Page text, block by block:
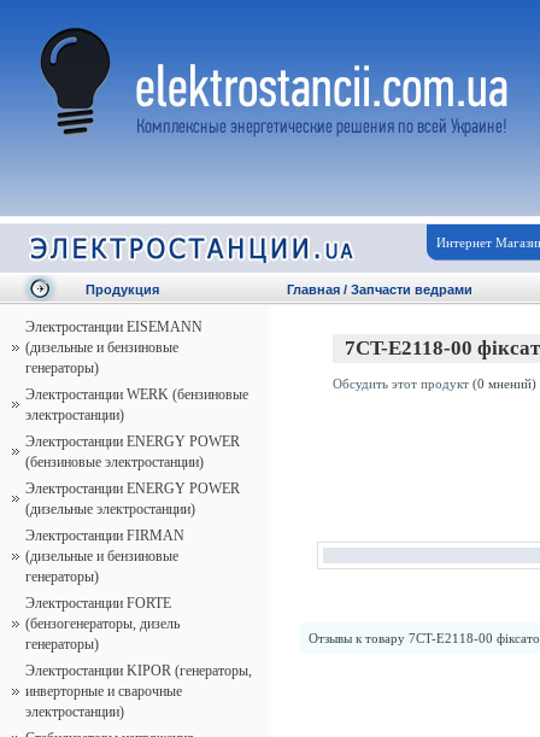
Интернет
Продукция
Электростанции EISEMANN
(дизельные и бензиновые
генераторы)
Электростанции WERK (бензиновые
электростанции)
Электростанции ENERGY POWER
(бензиновые электростанции)
Электростанции ENERGY POWER
(дизельные электростанции)
Электростанции FIRMAN
(дизельные и бензиновые
генераторы)
Электростанции FORTE
(бензогенераторы, дизель
генераторы)
Электростанции KIPOR (генераторы,
инверторные и сварочные
электростанции)
Главная / Запчасти ведрами
7CT-E2118-00
Обсудить этот продукт(0 мнений)
Отзывы к товару 7CT-E2118-00